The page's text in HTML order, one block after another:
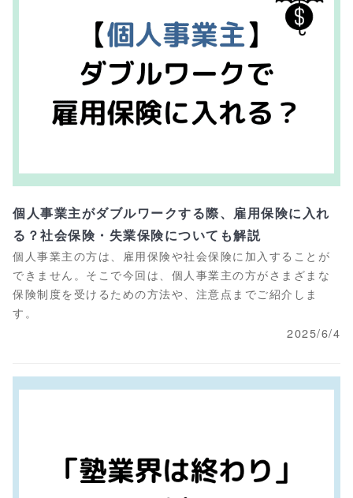
個人事業主がダブルワークする際、雇用保険に入れ
る？社会保険・失業保険についても解説
個人事業主の方は、雇用保険や社会保険に加入することが
できません。そこで今回は、個人事業主の方がさまざまな
保険制度を受けるための方法や、注意点までご紹介しま
す。
2025/6/4